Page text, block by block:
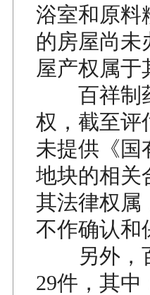
浴室和原料
的房屋尚未
屋产权属于
百祥制药
权，截至评
未提供《国
地块的相关
其法律权属
不作确认和
另外，百
29件，其中